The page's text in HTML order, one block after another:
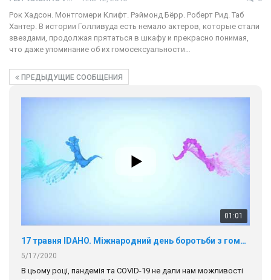
Рок Хадсон. Монтгомери Клифт. Рэймонд Бёрр. Роберт Рид. Таб
Хантер. В истории Голливуда есть немало актеров, которые стали
звездами, продолжая прятаться в шкафу и прекрасно понимая,
что даже упоминание об их гомосексуальности…
ПРЕДЫДУЩИЕ СООБЩЕНИЯ
01:01
17 травня IDAHO. Міжнародний день боротьби з гомофобією трансфобією і біфобія.
5/17/2020
В цьому році, пандемія та COVІD-19 не дали нам можливості